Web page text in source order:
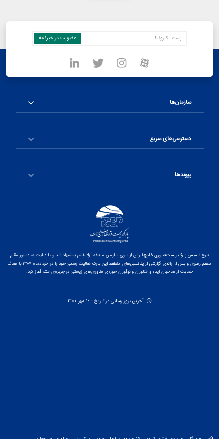
سازمان‌ها
دسترسی‌های سریع
پیوندها
طرح تاسیس پارک زیست‌فناوری خلیج‌فارس از سوی سازمان منطقه آزاد قشم پیشنهاد شد و با عنایت به دستور مقام
معظم رهبری و پس از ارائه‌ی گزارشی از پتانسیل‌های منطقه، این پارک فعالیت رسمی خود را در خردادماه ۱۳۸۷ با هدف
حمایت از صاحبان ایده و فناوران و نوآوران حوزه‌ی فناوری‌های زیستی در جزیره‌ی قشم آغاز کرد.
آخرین بروز رسانی در تاریخ : 16 مهر 1400